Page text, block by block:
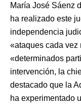
María José Sáenz
ha realizado este
independencia
«ataques cada vez
«determinados
intervención, la
destacado que la
ha experimentado